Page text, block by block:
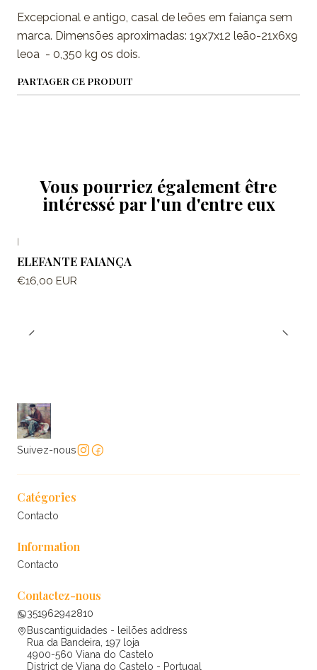
Excepcional e antigo, casal de leões em faiança sem
marca. Dimensões aproximadas: 19x7x12 leão-21x6x9
leoa - 0,350 kg os dois.
PARTAGER CE PRODUIT
Vous pourriez également être
intéressé par l'un d'entre eux
ELEFANTE FAIANÇA
€16,00 EUR
Suivez-nous
Catégories
Contacto
Information
Contacto
Contactez-nous
351962942810
Buscantiguidades - leilões address
Rua da Bandeira, 197 loja
4900-560 Viana do Castelo
District de Viana do Castelo - Portugal